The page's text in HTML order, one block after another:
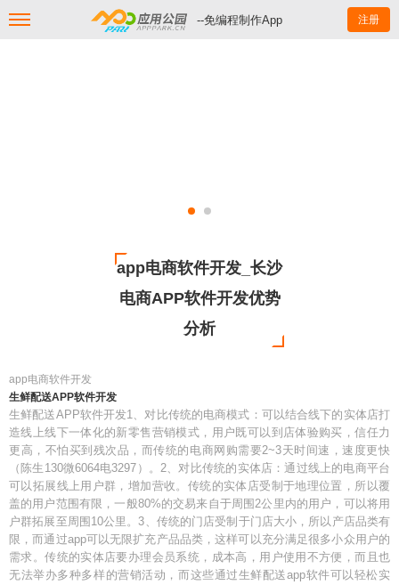
--免编程制作App 注册
app电商软件开发_长沙
电商APP软件开发优势
分析
app电商软件开发
生鲜配送APP软件开发
生鲜配送APP软件开发1、对比传统的电商模式：可以结合线下的实体店打
造线上线下一体化的新零售营销模式，用户既可以到店体验购买，信任力
更高，不怕买到残次品，而传统的电商网购需要2~3天时间速，速度更快
（陈生130微6064电3297）。2、对比传统的实体店：通过线上的电商平台
可以拓展线上用户群，增加营收。传统的实体店受制于地理位置，所以覆
盖的用户范围有限，一般80%的交易来自于周围2公里内的用户，可以将用
户群拓展至周围10公里。3、传统的门店受制于门店大小，所以产店品类有
限，而通过app可以无限扩充产品品类，这样可以充分满足很多小众用户的
需求。传统的实体店要办理会员系统，成本高，用户使用不方便，而且也
无法举办多种多样的营销活动，而这些通过生鲜配送app软件可以轻松实